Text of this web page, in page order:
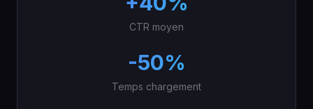
CTR moyen
-50%
Temps chargement